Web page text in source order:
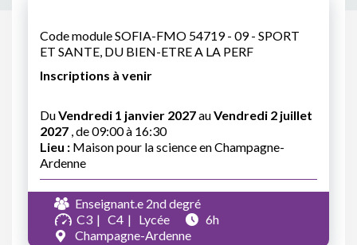
Code module SOFIA-FMO 54719 - 09 - SPORT
ET SANTE, DU BIEN-ETRE A LA PERF
Inscriptions à venir
DuVendredi 1 janvier 2027auVendredi 2 juillet
2027 , de 09:00 à 16:30
Lieu : Maison pour la science en Champagne-
Ardenne
Enseignant.e 2nd degré
C3
C4 Lycée
6h
Champagne-Ardenne